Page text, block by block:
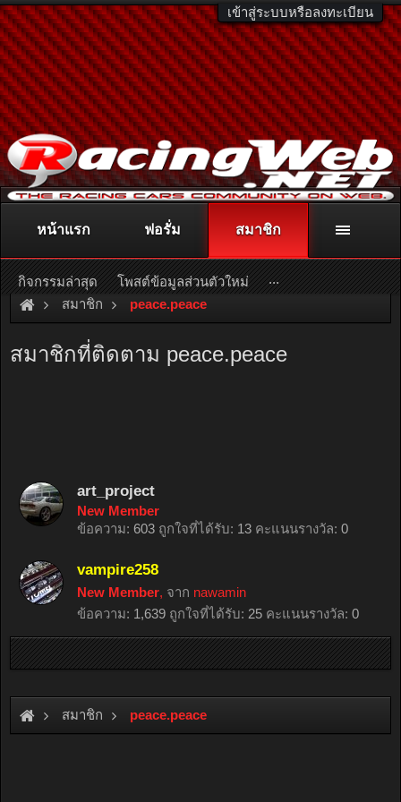
เข้าสู่ระบบหรือลงทะเบียน
ติดต่อลงโฆษณา racingweb@gmail.comหรือโทร. 081-811-1138
หรืออ่านรายละเอียดเพิ่มเติม คลิกที่นี่
สมาชิก peace.peace
สมาชิกที่ติดตาม peace.peace
art_project
New Member
ข้อความ: 603 ถูกใจที่ได้รับ: 13 คะแนนรางวัล: 0
vampire258
New Member, จาก nawamin
ข้อความ: 1,639 ถูกใจที่ได้รับ: 25 คะแนนรางวัล: 0
สมาชิก peace.peace
หน้าแรก ฟอรั่ม สมาชิก
กิจกรรมล่าสุด โพสต์ข้อมูลส่วนตัวใหม่ ...